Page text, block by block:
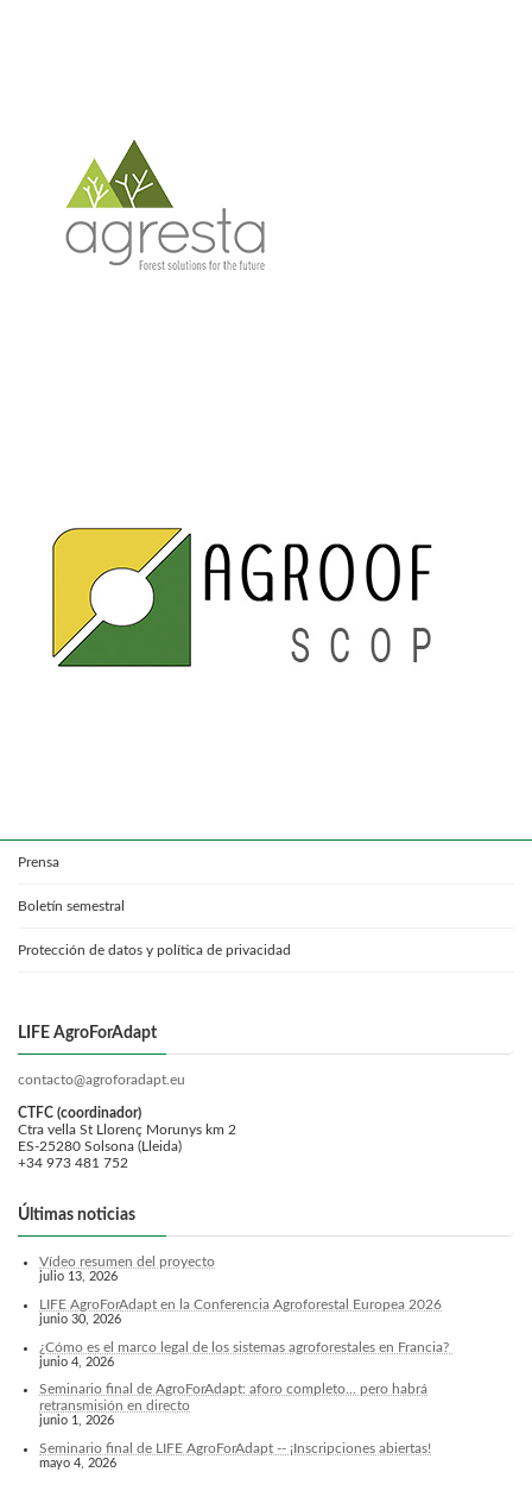
Prensa
Boletín semestral
Protección de datos y política de privacidad
LIFE AgroForAdapt
contacto@agroforadapt.eu
CTFC (coordinador)
Ctra vella St Llorenç Morunys km 2
ES-25280 Solsona (Lleida)
+34 973 481 752
Últimas noticias
Vídeo resumen del proyecto
julio 13, 2026
LIFE AgroForAdapt en la Conferencia Agroforestal Europea 2026
junio 30, 2026
¿Cómo es el marco legal de los sistemas agroforestales en Francia?
junio 4, 2026
Seminario final de AgroForAdapt: aforo completo... pero habrá
retransmisión en directo
junio 1, 2026
Seminario final de LIFE AgroForAdapt -- ¡Inscripciones abiertas!
mayo 4, 2026